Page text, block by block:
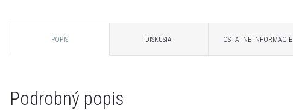
POPIS DISKUSIA OSTATNÉ INFORMÁCIE
Podrobný popis